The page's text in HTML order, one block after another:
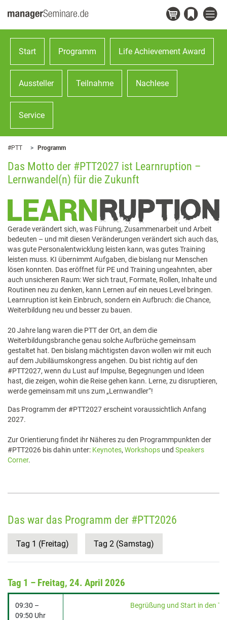
Start Programm Life Achievement Award
Aussteller Teilnahme Nachlese
Service
#PTT Programm
Das Motto der #PTT2027 ist Learnruption –
Lernwandel(n) für die Zukunft
Gerade verändert sich, was Führung, Zusammenarbeit und Arbeit
bedeuten – und mit diesen Veränderungen verändert sich auch das,
was gute Personalentwicklung leisten kann, was gutes Training
leisten muss. KI übernimmt Aufgaben, die bislang nur Menschen
lösen konnten. Das eröffnet für PE und Training ungeahnten, aber
auch unsicheren Raum: Wer sich traut, Formate, Rollen, Inhalte und
Routinen neu zu denken, kann Lernen auf ein neues Level bringen.
Learnruption ist kein Einbruch, sondern ein Aufbruch: die Chance,
Weiterbildung neu und besser zu bauen.
20 Jahre lang waren die PTT der Ort, an dem die
Weiterbildungsbranche genau solche Aufbrüche gemeinsam
gestaltet hat. Den bislang mächtigsten davon wollen wir mit euch
auf dem Jubiläumskongress angehen. Du bist richtig auf den
#PTT2027, wenn du Lust auf Impulse, Begegnungen und Ideen
hast, die zeigen, wohin die Reise gehen kann. Lerne, zu disruptieren,
werde gemeinsam mit uns zum „Lernwandler“!
Das Programm der #PTT2027 erscheint voraussichtlich Anfang
2027.
Zur Orientierung findet ihr Näheres zu den Programmpunkten der
#PTT2026 bis dahin unter: Keynotes, Workshops und Speakers
Corner.
Das war das Programm der #PTT2026
Tag 1 (Freitag) Tag 2 (Samstag)
Tag 1 – Freitag, 24. April 2026
09:30 –
09:50 Uhr
Begrüßung und Start in den